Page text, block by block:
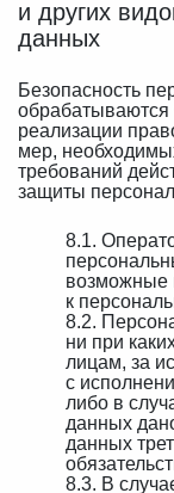
и других
данных
Безопасность
обрабатываются
реализации
мер,
требований
защиты
8.1.
возможные
к
8.2.
ни при
лицам, за
с
либо в
данных
данных
8.3. В